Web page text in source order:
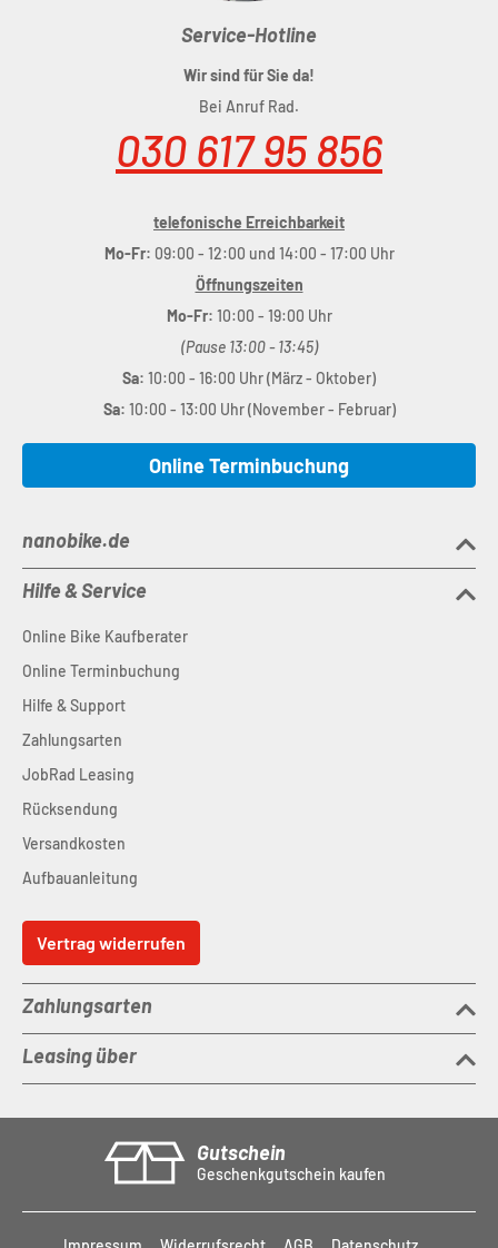
Service-Hotline
Wir sind für Sie da!
Bei Anruf Rad.
030 617 95 856
telefonische Erreichbarkeit
Mo-Fr: 09:00 - 12:00 und 14:00 - 17:00 Uhr
Öffnungszeiten
Mo-Fr: 10:00 - 19:00 Uhr
(Pause 13:00 - 13:45)
Sa: 10:00 - 16:00 Uhr (März - Oktober)
Sa: 10:00 - 13:00 Uhr (November - Februar)
Online Terminbuchung
nanobike.de
Hilfe & Service
Online Bike Kaufberater
Online Terminbuchung
Hilfe & Support
Zahlungsarten
JobRad Leasing
Rücksendung
Versandkosten
Aufbauanleitung
Vertrag widerrufen
Zahlungsarten
Leasing über
Gutschein
Geschenkgutschein kaufen